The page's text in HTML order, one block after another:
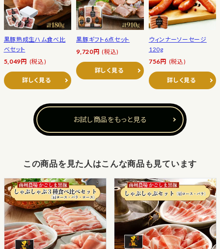
黒豚熟成生ハム食べ比
べセット
5,049円 (税込)
詳しく見る
黒豚ギフト6点セット
9,720円 (税込)
詳しく見る
ウィンナーソーセージ
120g
756円 (税込)
詳しく見る
お試し商品をもっと見る
この商品を見た人はこんな商品も見ています